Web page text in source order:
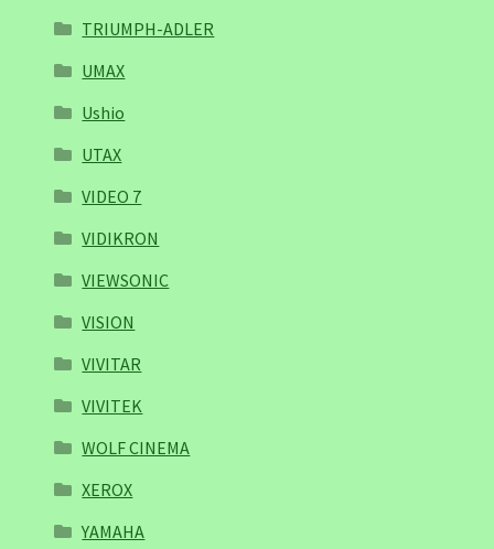
TRIUMPH-ADLER
UMAX
Ushio
UTAX
VIDEO 7
VIDIKRON
VIEWSONIC
VISION
VIVITAR
VIVITEK
WOLF CINEMA
XEROX
YAMAHA